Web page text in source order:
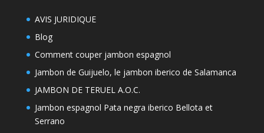
AVIS JURIDIQUE
Blog
Comment couper jambon espagnol
Jambon de Guijuelo, le jambon iberico de Salamanca
JAMBON DE TERUEL A.O.C.
Jambon espagnol Pata negra iberico Bellota et
Serrano